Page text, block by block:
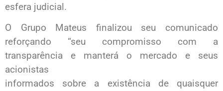
esfera judicial.
O Grupo Mateus finalizou seu comunicado
reforçando “seu compromisso com a
transparência e manterá o mercado e seus
acionistas
informados sobre a existência de quaisquer